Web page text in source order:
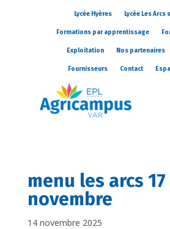
Lycée Hyères Lycée Les Arcs
Formations par apprentissage
Exploitation Nos partenaires
Fournisseurs Contact
menu les arcs 17
novembre
14 novembre 2025